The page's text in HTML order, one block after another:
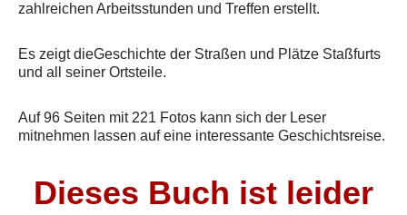
zahlreichen Arbeitsstunden und Treffen erstellt.
Es zeigt dieGeschichte der Straßen und Plätze Staßfurts
und all seiner Ortsteile.
Auf 96 Seiten mit 221 Fotos kann sich der Leser
mitnehmen lassen auf eine interessante Geschichtsreise.
Dieses Buch ist leider